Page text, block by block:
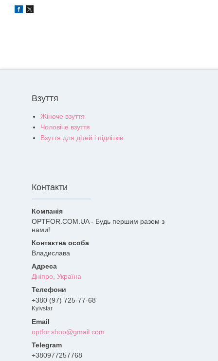
Взуття
Жіноче взуття
Чоловіче взуття
Взуття для дітей і підлітків
Контакти
OPTFOR.COM.UA - Будь першим разом з
нами!
Владислава
Дніпро, Україна
+380 (97) 725-77-68
Kyivstar
optfor.shop@gmail.com
+380977257768